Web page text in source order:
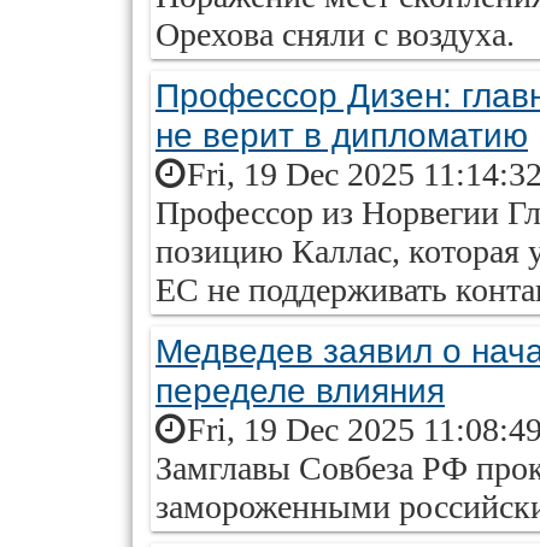
Орехова сняли с воздуха.
Профессор Дизен:
не верит в дипломатию
Fri, 19 Dec 2025
Профессор из Норвегии
позицию Каллас, которая
ЕС не поддерживать
Медведев заявил о
переделе влияния
Fri, 19 Dec 2025
Замглавы Совбеза РФ
замороженными